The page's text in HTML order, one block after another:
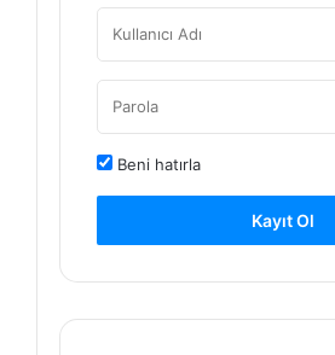
Beni hatırla
Kayıt Ol